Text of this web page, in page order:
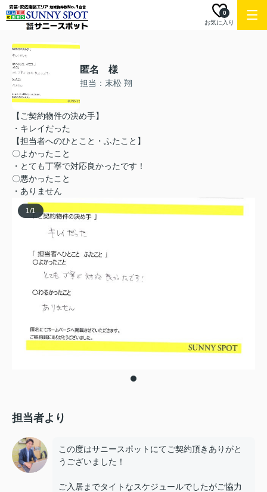
お気に入り
0
匿名 様
担当：末松 翔
【ご契約物件の決め手】
・キレイだった
【担当者へのひとこと・ふたこと】
〇よかったこと
・とても丁寧で対応良かったです！
〇悪かったこと
・ありません
1/1
担当者より
この度はサニースポットにてご契約頂きありがと
うございました！
ご入居までタイトなスケジュールでしたがご協力